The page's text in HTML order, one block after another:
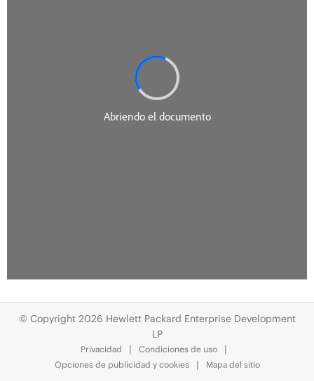
© Copyright 2026 Hewlett Packard Enterprise Development
LP
Privacidad
Condiciones de uso
Opciones de publicidad y cookies
Mapa del sitio